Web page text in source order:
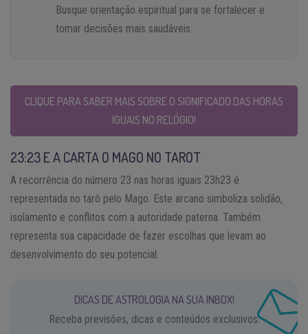
Busque orientação espiritual para se fortalecer e
tomar decisões mais saudáveis.
CLIQUE PARA SABER MAIS SOBRE O SIGNIFICADO DAS HORAS
IGUAIS NO RELÓGIO!
23:23 E A CARTA O MAGO NO TAROT
A recorrência do número 23 nas horas iguais 23h23 é
representada no tarô pelo Mago. Este arcano simboliza solidão,
isolamento e conflitos com a autoridade paterna. Também
representa sua capacidade de fazer escolhas que levam ao
desenvolvimento do seu potencial.
DICAS DE ASTROLOGIA NA SUA INBOX!
Receba previsões, dicas e conteúdos exclusivos.